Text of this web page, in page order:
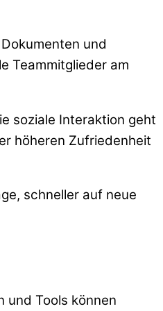
und
Teammitglieder am
soziale Interaktion geht
höheren Zufriedenheit
schneller auf neue
Tools können